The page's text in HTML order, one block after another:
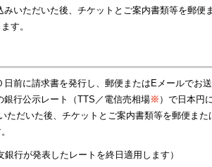
いただいた後、チケットとご案内書類等を郵便ま
す。
前に請求書を発行し、郵便またはEメールでお送
銀行公示レート（TTS／電信売相場※ ）で日本円
ただいた後、チケットとご案内書類等を郵便また
行が発表したレートを終日適用します）